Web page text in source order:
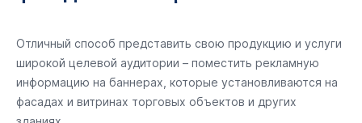
Отличный способ представить свою продукцию и услуги
широкой целевой аудитории – поместить рекламную
информацию на баннерах, которые установливаются на
фасадах и витринах торговых объектов и других